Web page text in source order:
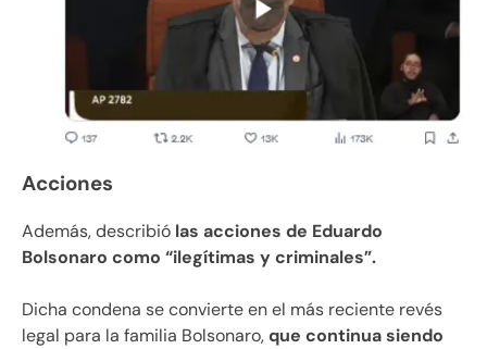
Acciones
Además, describió las acciones de Eduardo
Bolsonaro como “ilegítimas y criminales”.
Dicha condena se convierte en el más reciente revés
legal para la familia Bolsonaro,que continua siendo